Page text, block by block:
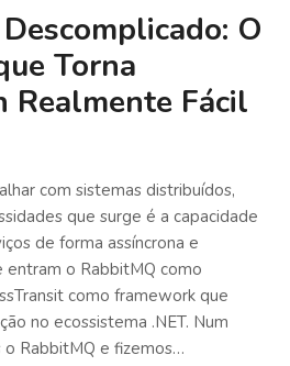
O
Torna
Realmente Fácil
com sistemas distribuídos,
que surge é a capacidade
de forma assíncrona e
entram o RabbitMQ como
como framework que
no ecossistema .NET. Num
RabbitMQ e fizemos…